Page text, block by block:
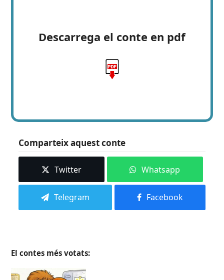
Descarrega el conte en pdf
Comparteix aquest conte
Twitter Whatsapp
Telegram Facebook
El contes més votats: